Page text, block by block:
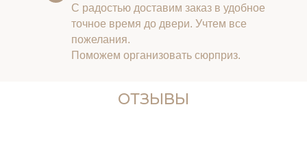
С радостью доставим заказ в удобное
точное время до двери. Учтем все
пожелания.
Поможем организовать сюрприз.
ОТЗЫВЫ